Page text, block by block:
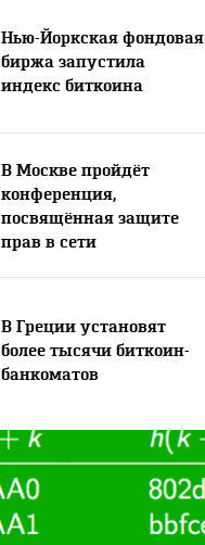
Нью-Йоркская фондовая
биржа запустила
индекс биткоина
В Москве пройдёт
конференция,
посвящённая защите
прав в сети
В Греции установят
более тысячи биткоин-
банкоматов